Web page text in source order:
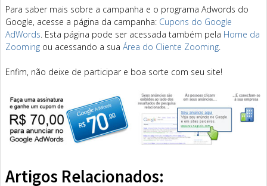
Para saber mais sobre a campanha e o programa Adwords do
Google, acesse a página da campanha: Cupons do Google
AdWords. Esta página pode ser acessada também pela Home da
Zooming ou acessando a sua Área do Cliente Zooming.
Enfim, não deixe de participar e boa sorte com seu site!
Artigos Relacionados: